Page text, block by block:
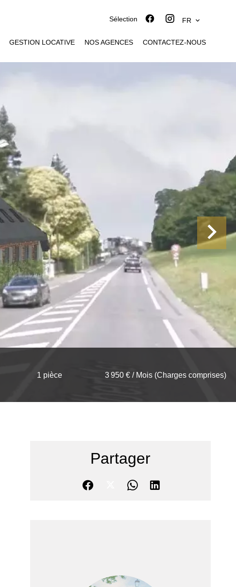
Sélection FR
GESTION LOCATIVE NOS AGENCES CONTACTEZ-NOUS
1 pièce 3 950 € / Mois (Charges comprises)
Partager